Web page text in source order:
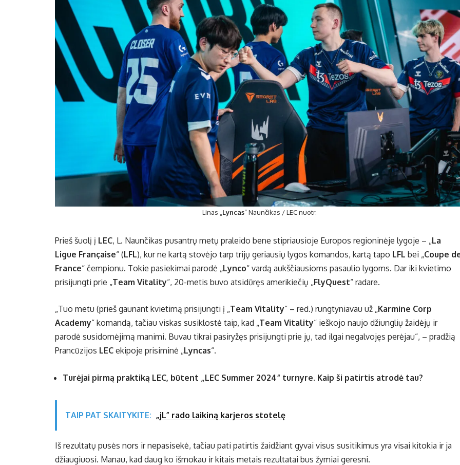
Linas „ Lyncas“ Naunčikas / LEC nuotr.
Prieš šuolį į LEC, L. Naunčikas pusantrų metų praleido bene stipriausioje Europos regioninėje lygoje – „La
Ligue Française“ (LFL), kur ne kartą stovėjo tarp trijų geriausių lygos komandos, kartą tapo LFL bei „Coupe
France“ čempionu. Tokie pasiekimai parodė „Lynco“ vardą aukščiausioms pasaulio lygoms. Dar iki kvietimo
prisijungti prie „Team Vitality“, 20-metis buvo atsidūręs amerikiečių „FlyQuest“ radare.
„Tuo metu (prieš gaunant kvietimą prisijungti į „Team Vitality“ – red.) rungtyniavau už „Karmine Corp
Academy“ komandą, tačiau viskas susiklostė taip, kad „Team Vitality“ ieškojo naujo džiunglių žaidėjų ir
parodė susidomėjimą manimi. Buvau tikrai pasiryžęs prisijungti prie jų, tad ilgai negalvojęs perėjau“, – pradžią
Prancūzijos LEC ekipoje prisiminė „Lyncas“.
Turėjai pirmą praktiką LEC, būtent „LEC Summer 2024“ turnyre. Kaip ši patirtis atrodė tau?
TAIP PAT SKAITYKITE: „jL” rado laikiną karjeros stotelę
Iš rezultatų pusės nors ir nepasisekė, tačiau pati patirtis žaidžiant gyvai visus susitikimus yra visai kitokia ir ja
džiaugiuosi. Manau, kad daug ko išmokau ir kitais metais rezultatai bus žymiai geresni.